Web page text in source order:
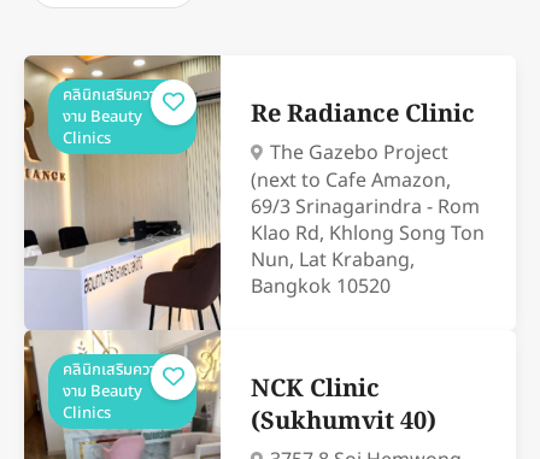
คลินิกเสริมความ
งาม Beauty
Clinics
Re Radiance Clinic
The Gazebo Project
(next to Cafe Amazon,
69/3 Srinagarindra - Rom
Klao Rd, Khlong Song Ton
Nun, Lat Krabang,
Bangkok 10520
คลินิกเสริมความ
งาม Beauty
Clinics
NCK Clinic
(Sukhumvit 40)